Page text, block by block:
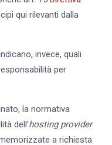
qui rilevanti dalla
invece, quali
per
la normativa
dell’hosting provider
a richiesta